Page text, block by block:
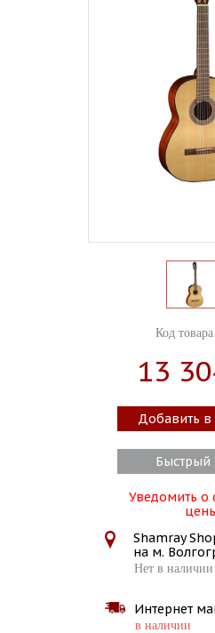
Код
13
Добавить в
Быстрый
Уведомить о
Shamray
на м.
Нет в наличии
Интернет
в наличии